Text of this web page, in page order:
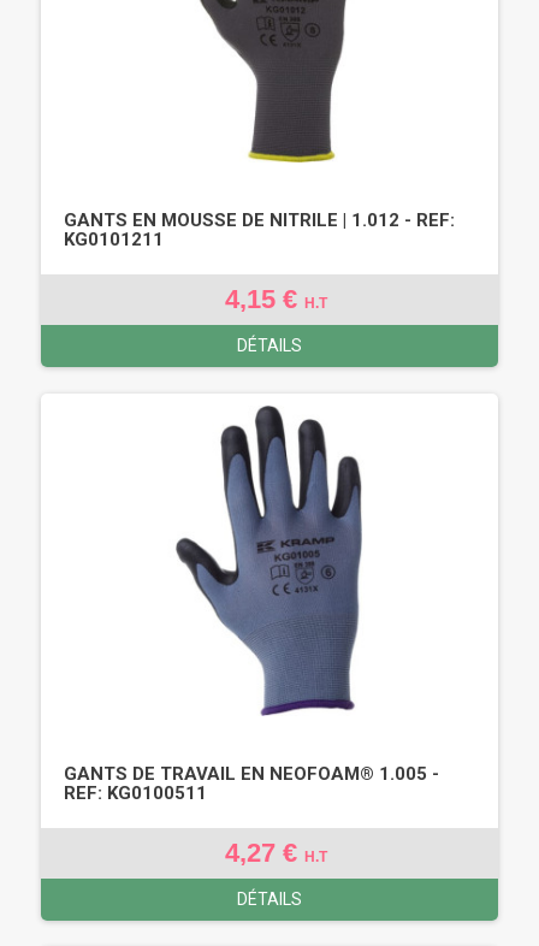
GANTS EN MOUSSE DE NITRILE | 1.012 - REF:
KG0101211
4,15 € H.T
DÉTAILS
GANTS DE TRAVAIL EN NEOFOAM® 1.005 -
REF: KG0100511
4,27 € H.T
DÉTAILS